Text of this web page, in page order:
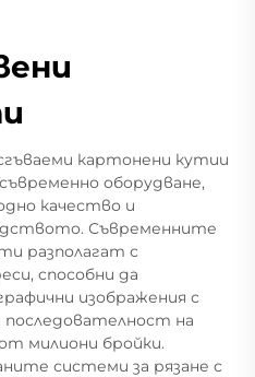
картонени кутии
оборудване,
качество и
Съвременните
разполагат с
способни да
изображения с
на
милиони бройки.
системи за рязане с